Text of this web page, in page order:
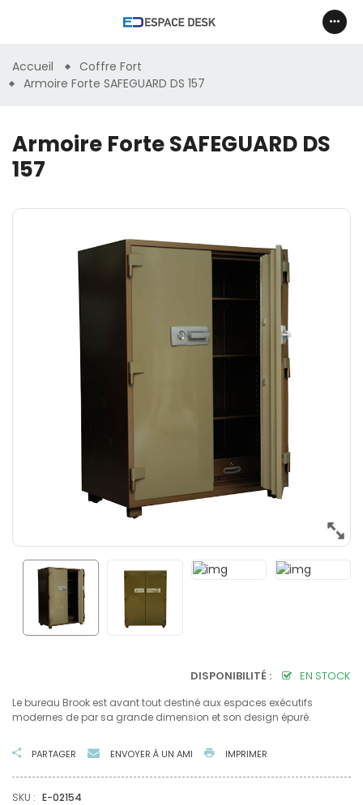
Accueil
Coffre Fort
Armoire Forte SAFEGUARD DS 157
Armoire Forte SAFEGUARD DS
157
DISPONIBILITÉ : EN STOCK
Le bureau Brook est avant tout destiné aux espaces exécutifs
modernes de par sa grande dimension et son design épuré.
PARTAGER ENVOYER À UN AMI IMPRIMER
SKU : E-02154